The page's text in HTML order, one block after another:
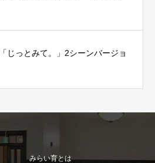
じっとみて。」2シーンバージョ
みらい育とは